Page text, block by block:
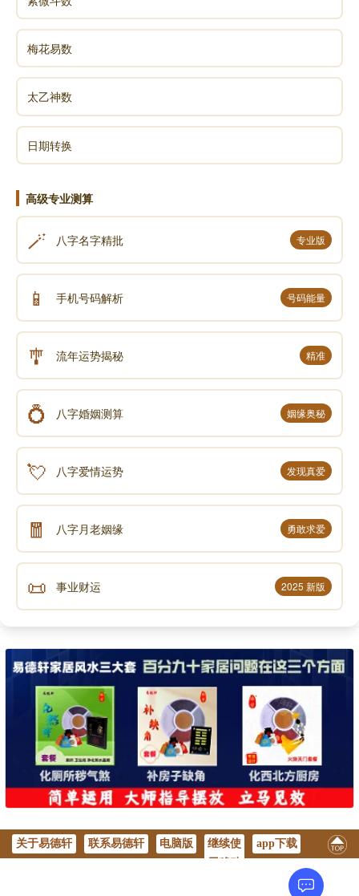
我接着告诉他:“所以测一个人命运的时候要掌握几
个原则技巧，要明白他的追求是什么？比如说少年，少
年追求的是什么？少年追求的是学习。这个时期看他运
气的好坏是对学业构成的影响。你就不能够断他财运，
也不能断他婚姻，要不然就贻笑大方。”
“到了青年，青年追求的是什么？此时情窦初开，是
情，是工作。这个时候他的运气好就代表他的感情顺
利，工作顺利，能够顺利找到工作。运气不好，代表他
感情不好，工作不好，因为这时候产生的欲望是情和工
作的欲望。”
“中年的时候呢？此时已过了情窦初开的年龄，对情
的要求已经很低了，这时就不要去断他的夫妻感情恩不
恩爱了，老夫老妻都习以为常了，只要家庭稳定就可以
了。中年更多的是在于财富事业，此时上有老下有小，
此时产生的欲望就是财和事业，赚更多的钱，当更大的
官，运气好就能赚得到，运气不好就赚不到。此时主要
看财运事业运。”
“那么老年人呢？老年人追求的是什么？不可能追求
学业，也不可能追求情，基本上也不会追求事业和财
了，即使有，也是个例，此时大部分人追求的是健康和
寿命。谁也不想经受病魔缠身，更不想和死神相遇。那
么当老年人晚年大运走的不好的时候，更多的是影响着
他的生命和健康，而不是影响事业，也不是影响感情。”
“今天和你讲的真的是精髓，这个东西很多研习易学
童鞋恍然大悟！
“既然说了，就给你多总结一点吧。”
我继续对他说道:
“八字叫四柱八字，又叫命理学，生命信息学。”
梅花易数
太乙神数
日期转换
高级专业测算
🪄 八字名字精批 专业版
📱 手机号码解析 号码能量
🎐 流年运势揭秘 精准
💍 八字婚姻测算 姻缘奥秘
💘 八字爱情运势 发现真爱
🧧 八字月老姻缘 勇敢求爱
📜 事业财运 2025 新版
关于易德轩 联系易德轩 电脑版
继续使
app下载